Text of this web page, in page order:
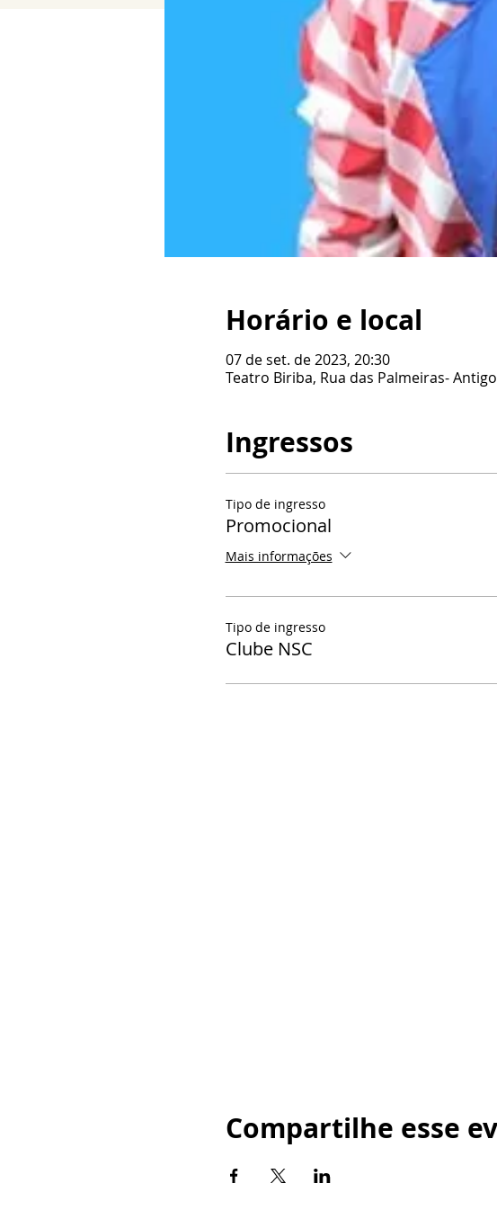
Horário e local
07 de set. de 2023, 20:30
Teatro Biriba, Rua das Palmeiras-
Ingressos
Tipo de ingresso
Promocional
Mais informações
Tipo de ingresso
Clube NSC
Compartilhe esse